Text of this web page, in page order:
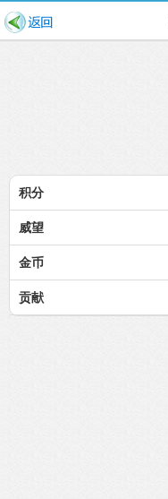
积分
威望
金币
贡献